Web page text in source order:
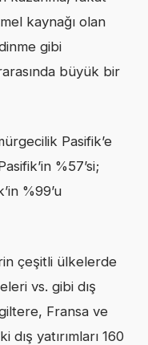
kaynağı olan
gibi
büyük bir
Pasifik’e
%57’si;
%99’u
çeşitli ülkelerde
vs. gibi dış
Fransa ve
dış yatırımları 160